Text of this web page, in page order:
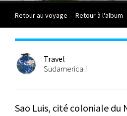
Retour au voyage - Retour à l'album
Travel
Sudamerica !
Sao Luis, cité coloniale du